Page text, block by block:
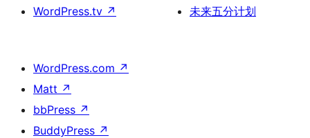
WordPress.tv ↗
未来五分计划
WordPress.com ↗
Matt ↗
bbPress ↗
BuddyPress ↗